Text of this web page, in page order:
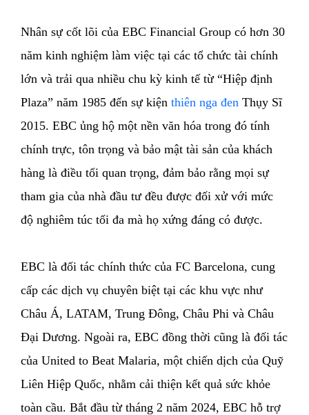
Nhân sự cốt lõi của EBC Financial Group có hơn 30
năm kinh nghiệm làm việc tại các tổ chức tài chính
lớn và trải qua nhiều chu kỳ kinh tế từ “Hiệp định
Plaza” năm 1985 đến sự kiệnthiên nga đen Thụy Sĩ
2015. EBC ủng hộ một nền văn hóa trong đó tính
chính trực, tôn trọng và bảo mật tài sản của khách
hàng là điều tối quan trọng, đảm bảo rằng mọi sự
tham gia của nhà đầu tư đều được đối xử với mức
độ nghiêm túc tối đa mà họ xứng đáng có được.
EBC là đối tác chính thức của FC Barcelona, cung
cấp các dịch vụ chuyên biệt tại các khu vực như
Châu Á, LATAM, Trung Đông, Châu Phi và Châu
Đại Dương. Ngoài ra, EBC đồng thời cũng là đối tác
của United to Beat Malaria, một chiến dịch của Quỹ
Liên Hiệp Quốc, nhằm cải thiện kết quả sức khỏe
toàn cầu. Bắt đầu từ tháng 2 năm 2024, EBC hỗ trợ